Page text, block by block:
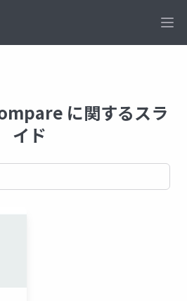
に関するスラ
イド